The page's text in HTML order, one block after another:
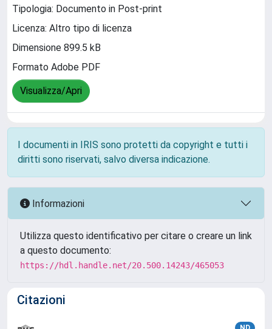
Tipologia: Documento in Post-print
Licenza: Altro tipo di licenza
Dimensione 899.5 kB
Formato Adobe PDF
Visualizza/Apri
I documenti in IRIS sono protetti da copyright e tutti i
diritti sono riservati, salvo diversa indicazione.
Informazioni
Utilizza questo identificativo per citare o creare un link
a questo documento:
https://hdl.handle.net/20.500.14243/465053
Citazioni